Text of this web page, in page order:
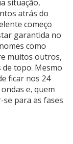
situação,
atrás do
começo
garantida no
como
muitos outros,
topo. Mesmo
ficar nos 24
e, quem
para as fases